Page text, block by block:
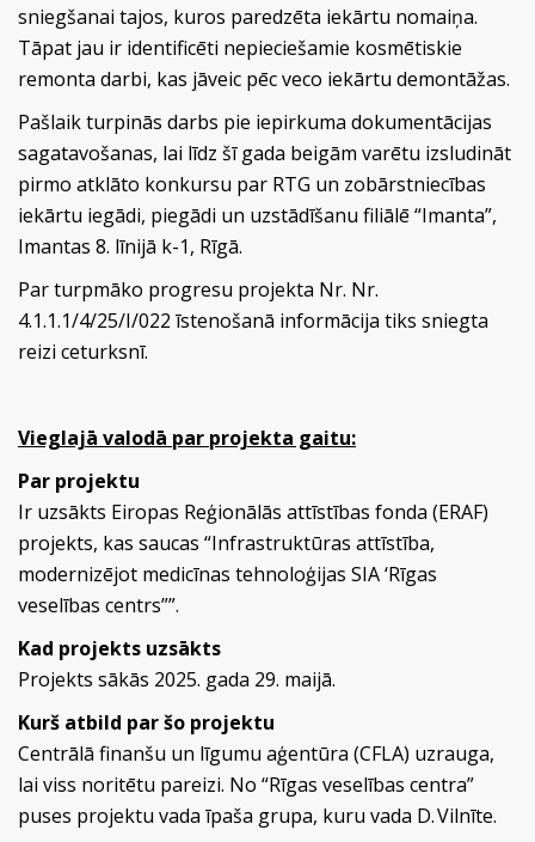
sniegšanai tajos, kuros paredzēta iekārtu nomaiņa.
Tāpat jau ir identificēti nepieciešamie kosmētiskie
remonta darbi, kas jāveic pēc veco iekārtu demontāžas.
Pašlaik turpinās darbs pie iepirkuma dokumentācijas
sagatavošanas, lai līdz šī gada beigām varētu izsludināt
pirmo atklāto konkursu par RTG un zobārstniecības
iekārtu iegādi, piegādi un uzstādīšanu filiālē “Imanta”,
Imantas 8. līnijā k-1, Rīgā.
Par turpmāko progresu projekta Nr. Nr.
4.1.1.1/4/25/I/022 īstenošanā informācija tiks sniegta
reizi ceturksnī.
Vieglajā valodā par projekta gaitu:
Par projektu
Ir uzsākts Eiropas Reģionālās attīstības fonda (ERAF)
projekts, kas saucas “Infrastruktūras attīstība,
modernizējot medicīnas tehnoloģijas SIA ‘Rīgas
veselības centrs””.
Kad projekts uzsākts
Projekts sākās 2025. gada 29. maijā.
Kurš atbild par šo projektu
Centrālā finanšu un līgumu aģentūra (CFLA) uzrauga,
lai viss noritētu pareizi. No “Rīgas veselības centra”
puses projektu vada īpaša grupa, kuru vada D. Vilnīte.